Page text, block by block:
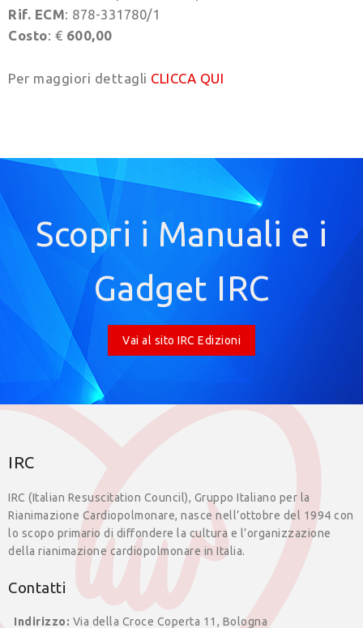
Rif. ECM: 878-331780/1
Costo: € 600,00
Per maggiori dettagli CLICCA QUI
Scopri i Manuali e i
Gadget IRC
Vai al sito IRC Edizioni
IRC
IRC (Italian Resuscitation Council), Gruppo Italiano per la
Rianimazione Cardiopolmonare, nasce nell’ottobre del 1994 con
lo scopo primario di diffondere la cultura e l’organizzazione
della rianimazione cardiopolmonare in Italia.
Contatti
Indirizzo: Via della Croce Coperta 11, Bologna